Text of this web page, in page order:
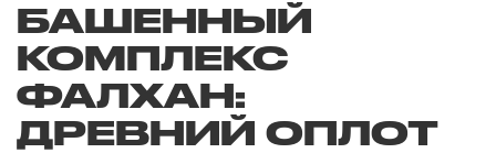
БАШЕННЫЙ
КОМПЛЕКС
ФАЛХАН:
ДРЕВНИЙ ОПЛОТ